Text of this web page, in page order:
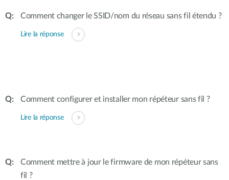
Comment changer le SSID/nom du réseau sans fil étendu ?
Lire la réponse
Comment configurer et installer mon répéteur sans fil ?
Lire la réponse
Comment mettre à jour le firmware de mon répéteur sans
fil ?